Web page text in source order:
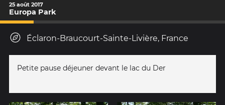
25 août 2017
Europa Park
Éclaron-Braucourt-Sainte-Livière, France
Petite pause déjeuner devant le lac du Der